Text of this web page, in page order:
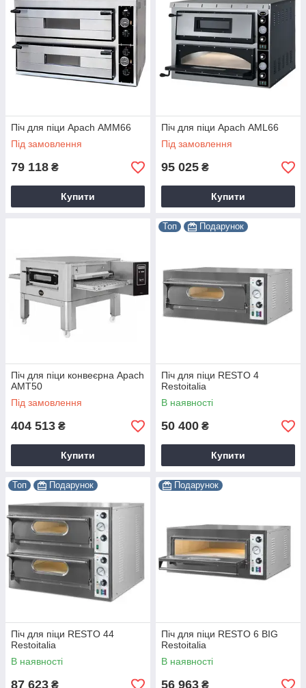
Піч для піци Apach АMМ66
Під замовлення
79 118 ₴
Купити
Піч для піци Apach АML66
Під замовлення
95 025 ₴
Купити
Піч для піци конвеєрна Apach
AMT50
Під замовлення
404 513 ₴
Купити
Топ Подарунок
Піч для піци RESTO 4
Restoitalia
В наявності
50 400 ₴
Купити
Топ Подарунок
Піч для піци RESTO 44
Restoitalia
В наявності
87 623 ₴
Подарунок
Піч для піци RESTO 6 BIG
Restoitalia
В наявності
56 963 ₴